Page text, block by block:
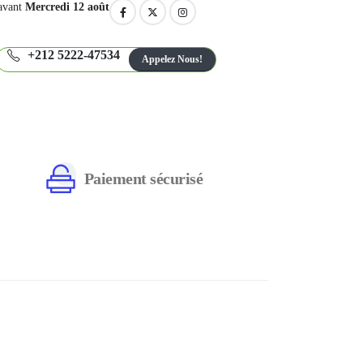
Mercredi 12 août
+212 5222-47534 Appelez Nous!
Paiement sécurisé